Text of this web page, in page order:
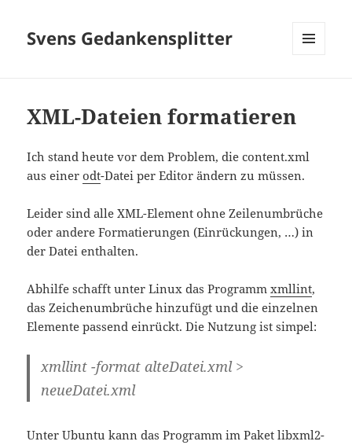
Svens Gedankensplitter
XML-Dateien formatieren
Ich stand heute vor dem Problem, die content.xml
aus einerodt-Datei per Editor ändern zu müssen.
Leider sind alle XML-Element ohne Zeilenumbrüche
oder andere Formatierungen (Einrückungen, …) in
der Datei enthalten.
Abhilfe schafft unter Linux das Programmxmllint,
das Zeichenumbrüche hinzufügt und die einzelnen
Elemente passend einrückt. Die Nutzung ist simpel:
xmllint -format alteDatei.xml >
neueDatei.xml
Unter Ubuntu kann das Programm im Paket libxml2-